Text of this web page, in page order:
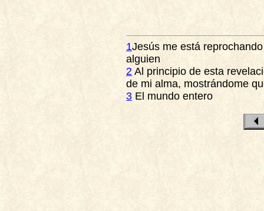
1Jesús me está
alguien
2 Al principio de esta
de mi alma, mostrándome
3 El mundo entero